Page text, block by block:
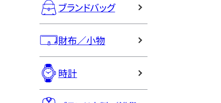
ブランドバッグ
財布／小物
時計